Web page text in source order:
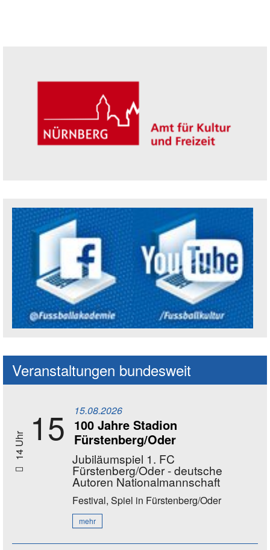
Veranstaltungen bundesweit
14 Uhr 15 15.08.2026
100 Jahre Stadion
Fürstenberg/Oder
Jubiläumspiel 1. FC
Fürstenberg/Oder - deutsche
Autoren Nationalmannschaft
Festival, Spiel in Fürstenberg/Oder
mehr